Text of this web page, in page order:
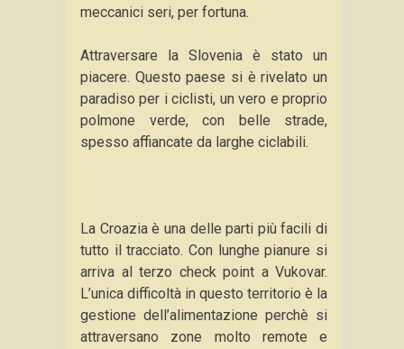
meccanici seri, per fortuna.
Attraversare la Slovenia è stato un
piacere. Questo paese si è rivelato un
paradiso per i ciclisti, un vero e proprio
polmone verde, con belle strade,
spesso affiancate da larghe ciclabili.
La Croazia è una delle parti più facili di
tutto il tracciato. Con lunghe pianure si
arriva al terzo check point a Vukovar.
L’unica difficoltà in questo territorio è la
gestione dell’alimentazione perchè si
attraversano zone molto remote e